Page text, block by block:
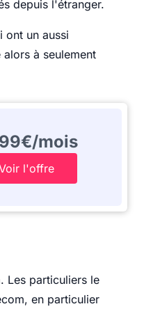
depuis l'étranger.
ont un aussi
à seulement
mois
l'offre
Les particuliers le
en particulier